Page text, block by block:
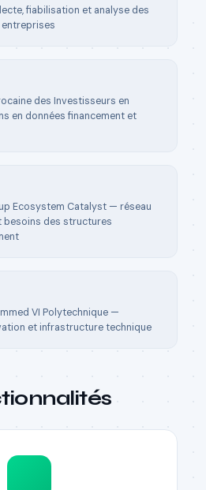
fiabilisation et analyse des
des Investisseurs en
en données financement et
Ecosystem Catalyst — réseau
besoins des structures
VI Polytechnique —
et infrastructure technique